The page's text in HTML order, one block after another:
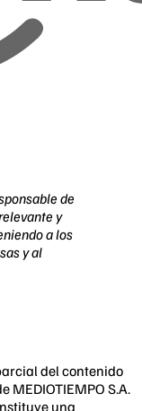
de
y
a los
y al
del contenido
MEDIOTIEMPO S.A.
una